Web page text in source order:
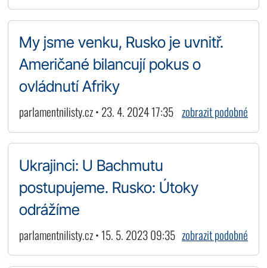
My jsme venku, Rusko je uvnitř.
Američané bilancují pokus o
ovládnutí Afriky
parlamentnilisty.cz • 23. 4. 2024 17:35 zobrazit podobné
Ukrajinci: U Bachmutu
postupujeme. Rusko: Útoky
odrážíme
parlamentnilisty.cz • 15. 5. 2023 09:35 zobrazit podobné